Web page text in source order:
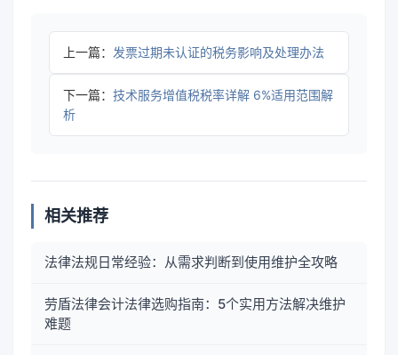
上一篇： 发票过期未认证的税务影响及处理办法
下一篇： 技术服务增值税税率详解 6%适用范围解
析
相关推荐
法律法规日常经验：从需求判断到使用维护全攻略
劳盾法律会计法律选购指南：5个实用方法解决维护
难题